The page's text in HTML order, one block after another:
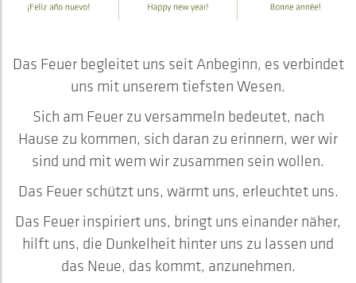
Das Feuer begleitet uns seit Anbeginn, es verbindet
uns mit unserem tiefsten Wesen.
Sich am Feuer zu versammeln bedeutet, nach
Hause zu kommen, sich daran zu erinnern, wer wir
sind und mit wem wir zusammen sein wollen.
Das Feuer schützt uns, wärmt uns, erleuchtet uns.
Das Feuer inspiriert uns, bringt uns einander näher,
hilft uns, die Dunkelheit hinter uns zu lassen und
das Neue, das kommt, anzunehmen.